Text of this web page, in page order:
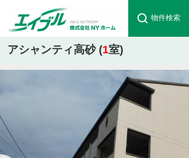
物件検索
アシャンティ高砂 (1室)